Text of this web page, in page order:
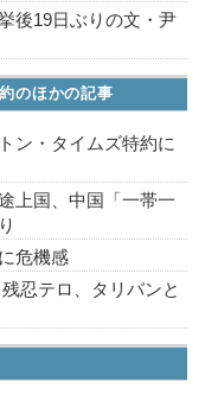
後19日ぶりの文・尹
のほかの記事
ン・タイムズ特約に
上国、中国「一帯一
危機感
忍テロ、タリバンと